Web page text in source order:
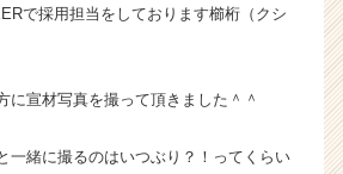
|
ャ
成
で採用担当をしております櫛桁（クシ
に宣材写真を撮って頂きました＾＾
一緒に撮るのはいつぶり？！ってくらい